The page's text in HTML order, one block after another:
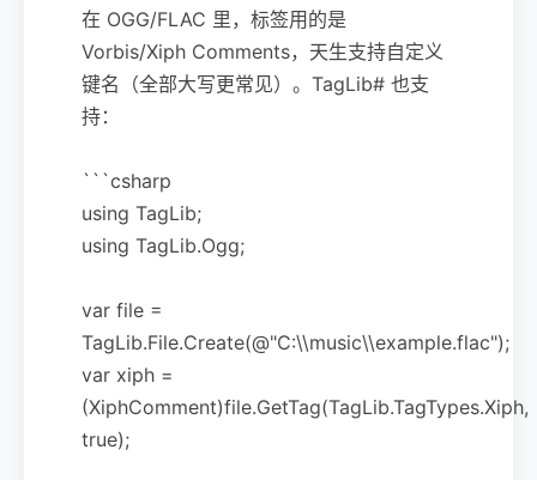
在 OGG/FLAC 里，标签用的是
Vorbis/Xiph Comments，天生支持自定义
键名（全部大写更常见）。TagLib# 也支
持：
```csharp
using TagLib;
using TagLib.Ogg;
var file =
TagLib.File.Create(@"C:\\music\\example.flac");
var xiph =
(XiphComment)file.GetTag(TagLib.TagTypes.Xiph,
true);